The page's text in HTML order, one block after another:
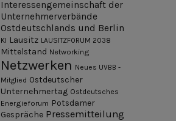
Interessengemeinschaft der
Unternehmerverbände
Ostdeutschlands und Berlin
KI Lausitz LAUSITZFORUM 2038
Mittelstand Networking
Netzwerken Neues UVBB -
Mitglied Ostdeutscher
Unternehmertag Ostdeutsches
Energieforum Potsdamer
Gespräche Pressemitteilung